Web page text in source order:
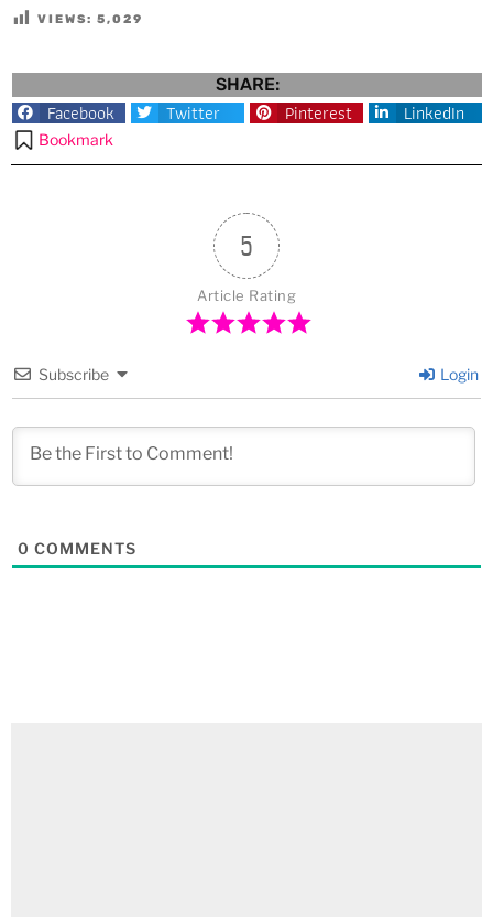
VIEWS: 5,029
SHARE:
Facebook Twitter Pinterest LinkedIn
Bookmark
5
Article Rating
Subscribe Login
0 COMMENTS